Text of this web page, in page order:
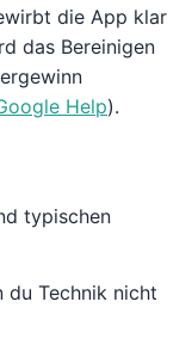
die App klar
das Bereinigen
Help).
typischen
du Technik nicht